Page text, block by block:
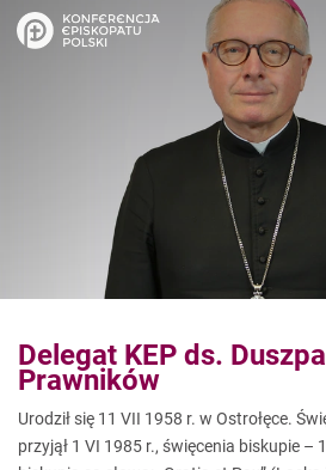
Delegat KEP ds.
Prawników
Urodził się 11 VII 1958 r. w Ostrołęce.
przyjął 1 VI 1985 r., święcenia biskupie –